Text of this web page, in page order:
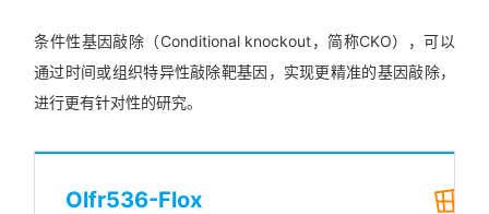
条件性基因敲除（Conditional knockout，简称CKO），可以
通过时间或组织特异性敲除靶基因，实现更精准的基因敲除，
进行更有针对性的研究。
Olfr536-Flox